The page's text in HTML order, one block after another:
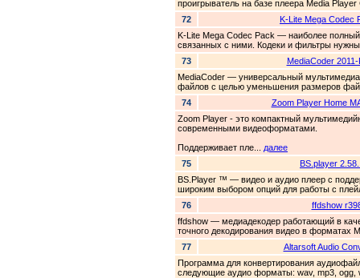
проигрыватель на базе плеера Media
72
K-Lite Mega Codec
K-Lite Mega Codec Pack — наиболее
связанных с ними. Кодеки и фильтры
73
MediaCoder
MediaCoder — универсальный
файлов с целью уменьшения размеров
74
Zoom Player Home
Zoom Player - это компактный
современными видеоформатами.
Поддерживает пле... далее
75
BS.player
BS.Player ™ — видео и аудио плеер с
широким выбором опций для работы с
76
ffdshow
ffdshow — медиадекодер работающий в
точного декодирования видео в форматах
77
Altarsoft Audio
Программа для конвертирования
следующие аудио форматы: wav, mp3, ogg,